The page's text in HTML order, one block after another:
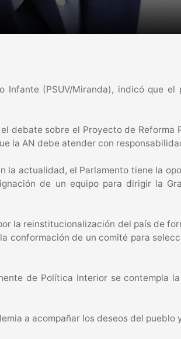
(PSUV/Miranda), indicó que
debate sobre el Proyecto de Reforma
la AN debe atender con
actualidad, el Parlamento tiene la
de un equipo para dirigir la
la reinstitucionalización del país de
conformación de un comité para
de Política Interior se contempla
a acompañar los deseos del